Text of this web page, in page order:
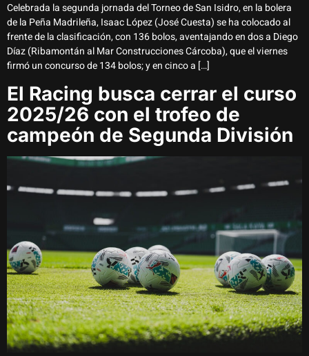
Celebrada la segunda jornada del Torneo de San Isidro, en la bolera
de la Peña Madrileña, Isaac López (José Cuesta) se ha colocado al
frente de la clasificación, con 136 bolos, aventajando en dos a Diego
Díaz (Ribamontán al Mar Construcciones Cárcoba), que el viernes
firmó un concurso de 134 bolos; y en cinco a […]
El Racing busca cerrar el curso
2025/26 con el trofeo de
campeón de Segunda División